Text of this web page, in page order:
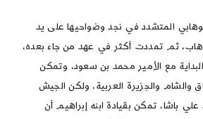
المتشدد في نجد وضواحيها على يد
ثم تمددت أكثر في عهد من جاء بعده،
مع الأمير محمد بن سعود، وتمكن
والشام والجزيرة العربية، ولكن الجيش
باشا، تمكن بقيادة ابنه إبراهيم أن